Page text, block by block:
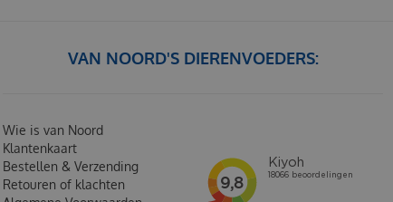
VAN NOORD'S DIERENVOEDERS:
Wie is van Noord
Klantenkaart
Bestellen & Verzending
Retouren of klachten